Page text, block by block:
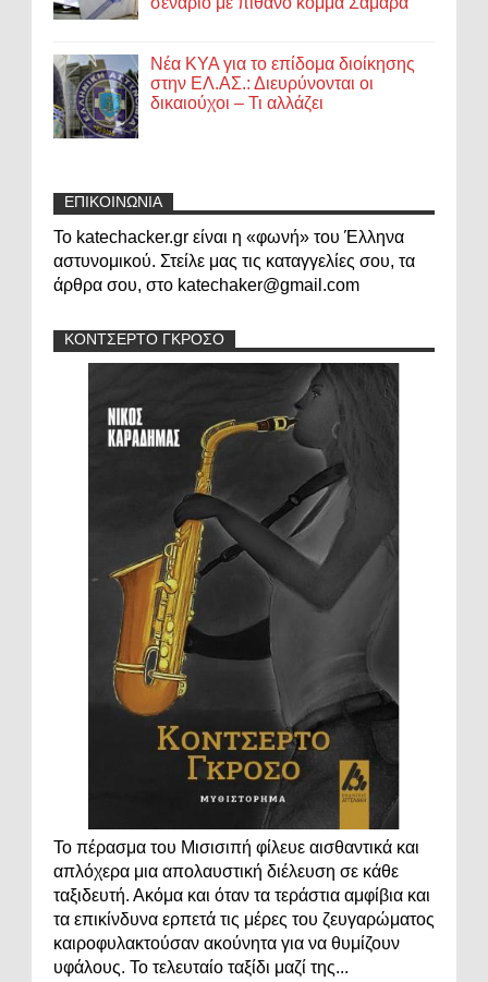
Νέα ΚΥΑ για το επίδομα διοίκησης
στην ΕΛ.ΑΣ.: Διευρύνονται οι
δικαιούχοι – Τι αλλάζει
ΕΠΙΚΟΙΝΩΝΙΑ
Το katechacker.gr είναι η «φωνή» του Έλληνα
αστυνομικού. Στείλε μας τις καταγγελίες σου, τα
άρθρα σου, στο katechaker@gmail.com
ΚΟΝΤΣΕΡΤΟ ΓΚΡΟΣΟ
Το πέρασμα του Μισισιπή φίλευε αισθαντικά και
απλόχερα μια απολαυστική διέλευση σε κάθε
ταξιδευτή. Ακόμα και όταν τα τεράστια αμφίβια και
τα επικίνδυνα ερπετά τις μέρες του ζευγαρώματος
καιροφυλακτούσαν ακούνητα για να θυμίζουν
υφάλους. Το τελευταίο ταξίδι μαζί της...